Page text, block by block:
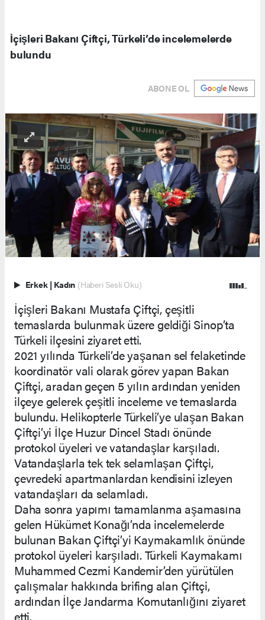
İçişleri Bakanı Çiftçi, Türkeli’de incelemelerde
bulundu
ABONE OL
Erkek | Kadın (Haberi Sesli Oku)
İçişleri Bakanı Mustafa Çiftçi, çeşitli
temaslarda bulunmak üzere geldiği Sinop’ta
Türkeli ilçesini ziyaret etti.
2021 yılında Türkeli’de yaşanan sel felaketinde
koordinatör vali olarak görev yapan Bakan
Çiftçi, aradan geçen 5 yılın ardından yeniden
ilçeye gelerek çeşitli inceleme ve temaslarda
bulundu. Helikopterle Türkeli’ye ulaşan Bakan
Çiftçi’yi İlçe Huzur Dincel Stadı önünde
protokol üyeleri ve vatandaşlar karşıladı.
Vatandaşlarla tek tek selamlaşan Çiftçi,
çevredeki apartmanlardan kendisini izleyen
vatandaşları da selamladı.
Daha sonra yapımı tamamlanma aşamasına
gelen Hükümet Konağı’nda incelemelerde
bulunan Bakan Çiftçi’yi Kaymakamlık önünde
protokol üyeleri karşıladı. Türkeli Kaymakamı
Muhammed Cezmi Kandemir’den yürütülen
çalışmalar hakkında brifing alan Çiftçi,
ardından İlçe Jandarma Komutanlığını ziyaret
etti.